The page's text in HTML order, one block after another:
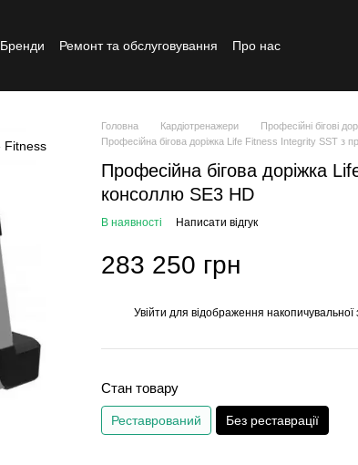
Бренди Ремонт та обслуговування
Про нас
Головна Кардіотренажери Професійні бігові
Професійна бігова доріжка Life Fitness Integrity SST з
Професійна бігова доріжка
консоллю SE3 HD
В наявності Написати відгук
283 250 грн
Увійти для відображення накопичувальної
Стан товару
Реставрований Без реставрації